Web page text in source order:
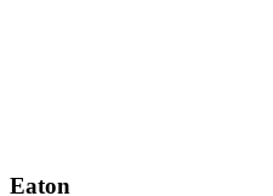
Eaton